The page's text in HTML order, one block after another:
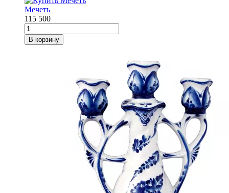
Мечеть
115 500
В корзину